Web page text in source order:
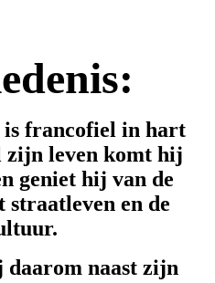
is francofiel in hart
zijn leven komt hij
geniet hij van de
straatleven en de
daarom naast zijn